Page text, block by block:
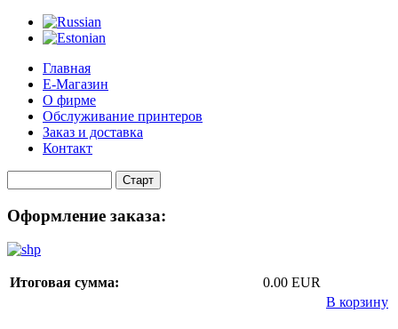
Главная
Е-Магазин
О фирме
Обслуживание принтеров
Заказ и доставка
Контакт
Оформление заказа:
Итоговая сумма:
0.00 EUR
В корзину